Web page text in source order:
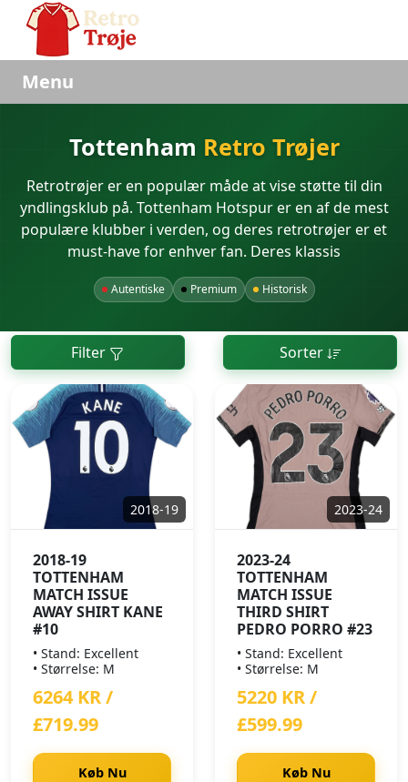
Menu
Tottenham Retro Trøjer
Retrotrøjer er en populær måde at vise støtte til din
yndlingsklub på. Tottenham Hotspur er en af de mest
populære klubber i verden, og deres retrotrøjer er et
must-have for enhver fan. Deres klassis
Autentiske Premium Historisk
Filter Sorter
2018-19
2018-19
TOTTENHAM
MATCH ISSUE
AWAY SHIRT KANE
#10
• Stand: Excellent
• Størrelse: M
6264 KR /
£719.99
Køb Nu
2023-24
2023-24
TOTTENHAM
MATCH ISSUE
THIRD SHIRT
PEDRO PORRO #23
• Stand: Excellent
• Størrelse: M
5220 KR /
£599.99
Køb Nu